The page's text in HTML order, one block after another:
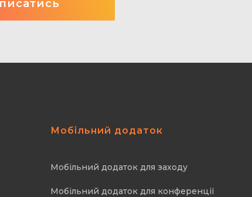
Мобільний додаток
Мобільний додаток для заходу
Мобільний додаток для конференції